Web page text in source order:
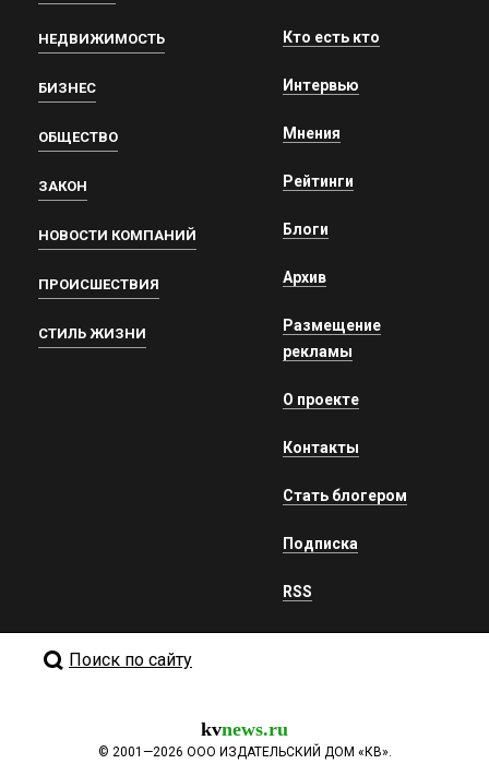
НЕДВИЖИМОСТЬ
БИЗНЕС
ОБЩЕСТВО
ЗАКОН
НОВОСТИ КОМПАНИЙ
ПРОИСШЕСТВИЯ
СТИЛЬ ЖИЗНИ
Кто есть кто
Интервью
Мнения
Рейтинги
Блоги
Архив
Размещение
рекламы
О проекте
Контакты
Стать блогером
Подписка
RSS
Поиск по сайту
kvnews.ru
© 2001—2026 ООО ИЗДАТЕЛЬСКИЙ ДОМ «КВ».